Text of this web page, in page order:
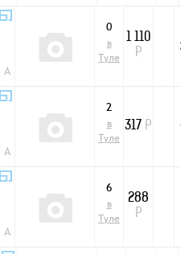
A
0
в
Туле
1 110
Р
A
2
в
Туле
317 Р
A
6
в
Туле
288
Р